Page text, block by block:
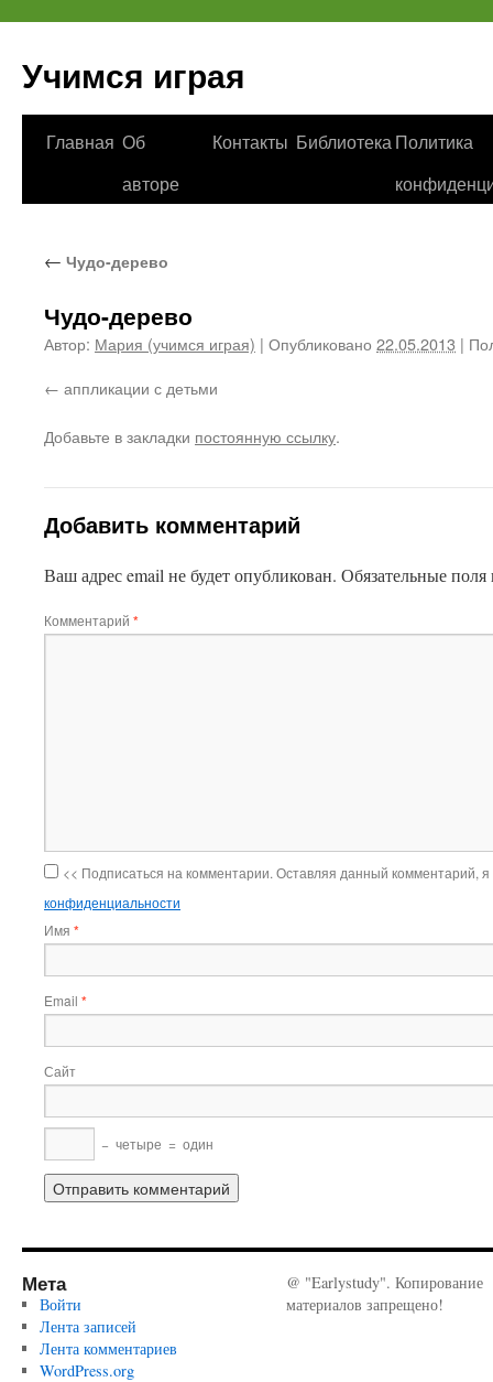
Учимся играя
Перейти
Главная Об
авторе
Контакты Библиотека Политика
← Чудо-дерево
Чудо-дерево
Автор: Мария (учимся играя) | Опубликовано 22.05.2013 |
аппликации с детьми
Добавьте в закладки постоянную ссылку.
Добавить комментарий
Ваш адрес email не будет опубликован. Обязательные
Комментарий *
<< Подписаться на комментарии. Оставляя данный комментарий,
конфиденциальности
Имя *
Email *
Сайт
− четыре = один
Мета
Войти
Лента записей
Лента комментариев
WordPress.org
@ "Earlystudy". Копирование
материалов запрещено!